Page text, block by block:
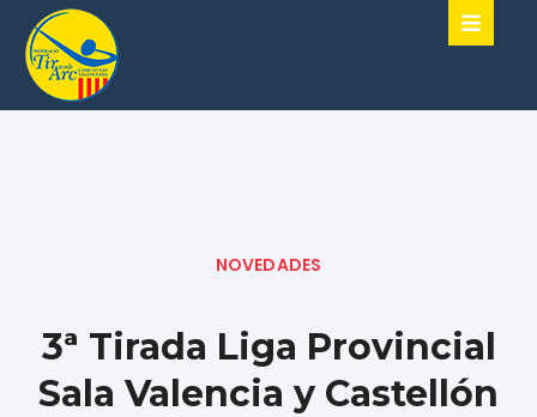
NOVEDADES
3ª Tirada Liga Provincial
Sala Valencia y Castellón